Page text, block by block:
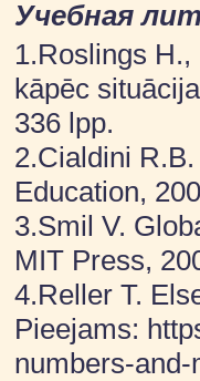
Учебная
1.Roslings
kāpēc
336 lpp.
2.Cialdini
Education,
3.Smil V.
MIT Press,
4.Reller T.
Pieejams:
numbers-and-